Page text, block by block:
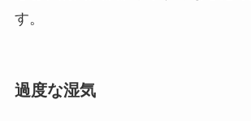
す。
過度な湿気